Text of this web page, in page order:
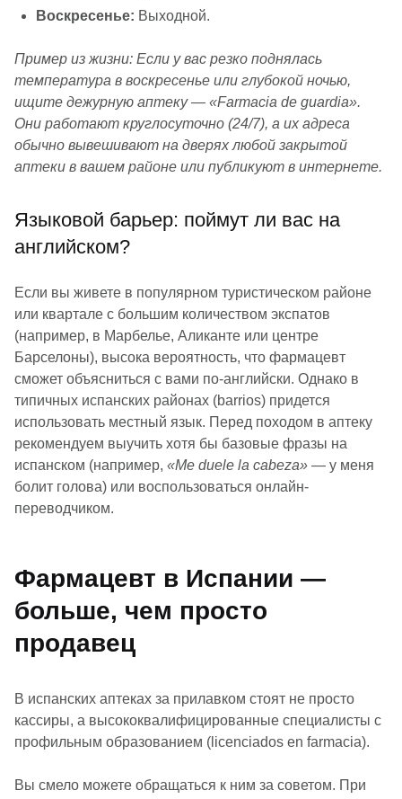
Воскресенье: Выходной.
Пример из жизни: Если у вас резко поднялась
температура в воскресенье или глубокой ночью,
ищите дежурную аптеку — «Farmacia de guardia».
Они работают круглосуточно (24/7), а их адреса
обычно вывешивают на дверях любой закрытой
аптеки в вашем районе или публикуют в интернете.
Языковой барьер: поймут ли вас на
английском?
Если вы живете в популярном туристическом районе
или квартале с большим количеством экспатов
(например, в Марбелье, Аликанте или центре
Барселоны), высока вероятность, что фармацевт
сможет объясниться с вами по-английски. Однако в
типичных испанских районах (barrios) придется
использовать местный язык. Перед походом в аптеку
рекомендуем выучить хотя бы базовые фразы на
испанском (например, «Me duele la cabeza» — у меня
болит голова) или воспользоваться онлайн-
переводчиком.
Фармацевт в Испании —
больше, чем просто
продавец
В испанских аптеках за прилавком стоят не просто
кассиры, а высококвалифицированные специалисты с
профильным образованием (licenciados en farmacia).
Вы смело можете обращаться к ним за советом. При